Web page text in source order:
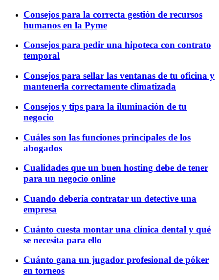
Consejos para la correcta gestión de recursos
humanos en la Pyme
Consejos para pedir una hipoteca con contrato
temporal
Consejos para sellar las ventanas de tu oficina y
mantenerla correctamente climatizada
Consejos y tips para la iluminación de tu
negocio
Cuáles son las funciones principales de los
abogados
Cualidades que un buen hosting debe de tener
para un negocio online
Cuando debería contratar un detective una
empresa
Cuánto cuesta montar una clínica dental y qué
se necesita para ello
Cuánto gana un jugador profesional de póker
en torneos